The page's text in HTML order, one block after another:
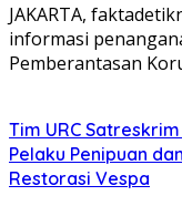
JAKARTA,
informasi
Pemberantasan
Tim URC
Pelaku Penipuan
Restorasi Vespa